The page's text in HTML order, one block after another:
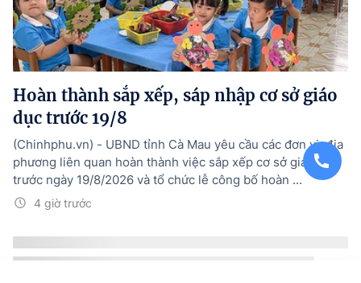
Hoàn thành sắp xếp, sáp nhập cơ sở giáo
dục trước 19/8
4 giờ trước
(Chinhphu.vn) - UBND tỉnh Cà Mau yêu cầu các đơn vị, địa
phương liên quan hoàn thành việc sắp xếp cơ sở giáo dục
trước ngày 19/8/2026 và tổ chức lễ công bố hoàn ...